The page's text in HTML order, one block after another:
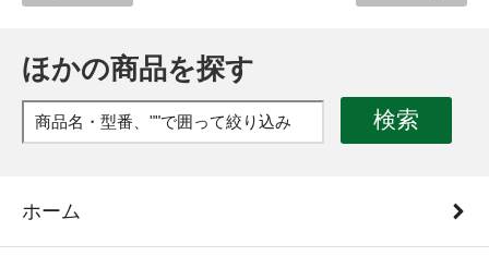
ほかの商品を探す
検索
ホーム